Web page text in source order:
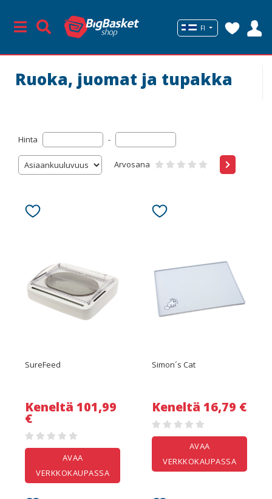
FI
Ruoka, juomat ja tupakka
Hinta -
Arvosana
SureFeed
Keneltä 101,99
€
AVAA
VERKKOKAUPASSA
Simon´s Cat
Keneltä 16,79 €
AVAA
VERKKOKAUPASSA